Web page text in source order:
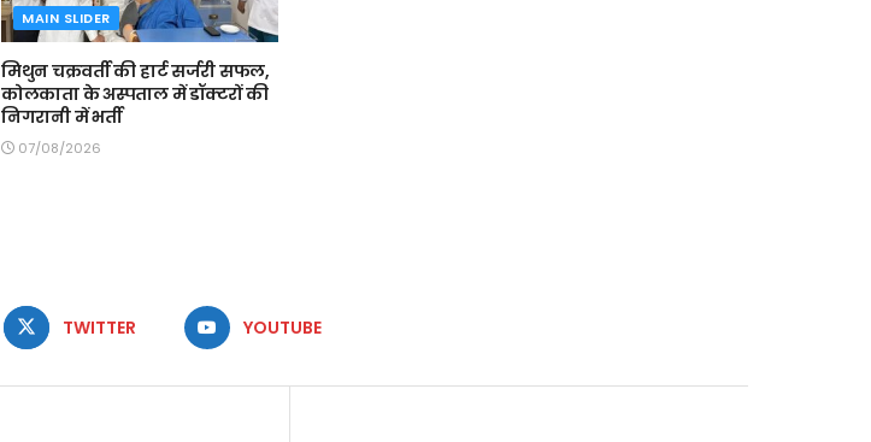
MAIN SLIDER
मिथुन चक्रवर्ती की हार्ट सर्जरी सफल,
कोलकाता के अस्पताल में डॉक्टरों की
निगरानी में भर्ती
07/08/2026
TWITTER YOUTUBE